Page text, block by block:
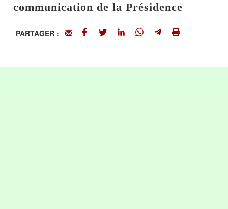
communication de la Présidence
PARTAGER :